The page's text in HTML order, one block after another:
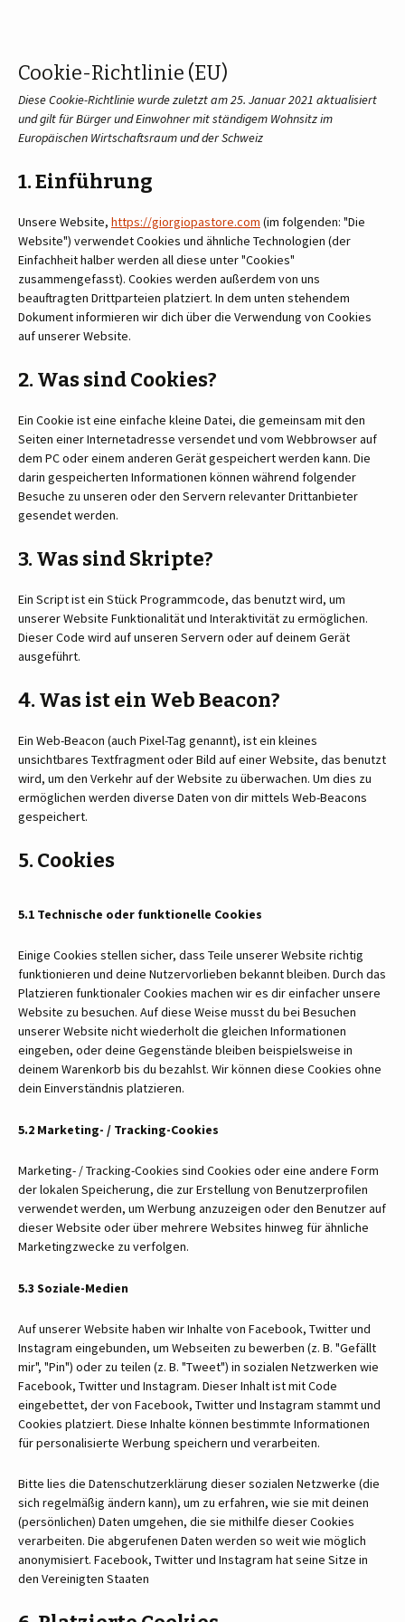
Cookie-Richtlinie (EU)
Diese Cookie-Richtlinie wurde zuletzt am 25. Januar 2021 aktualisiert
und gilt für Bürger und Einwohner mit ständigem Wohnsitz im
Europäischen Wirtschaftsraum und der Schweiz
1. Einführung
Unsere Website, https://giorgiopastore.com (im folgenden: "Die
Website") verwendet Cookies und ähnliche Technologien (der
Einfachheit halber werden all diese unter "Cookies"
zusammengefasst). Cookies werden außerdem von uns
beauftragten Drittparteien platziert. In dem unten stehendem
Dokument informieren wir dich über die Verwendung von Cookies
auf unserer Website.
2. Was sind Cookies?
Ein Cookie ist eine einfache kleine Datei, die gemeinsam mit den
Seiten einer Internetadresse versendet und vom Webbrowser auf
dem PC oder einem anderen Gerät gespeichert werden kann. Die
darin gespeicherten Informationen können während folgender
Besuche zu unseren oder den Servern relevanter Drittanbieter
gesendet werden.
3. Was sind Skripte?
Ein Script ist ein Stück Programmcode, das benutzt wird, um
unserer Website Funktionalität und Interaktivität zu ermöglichen.
Dieser Code wird auf unseren Servern oder auf deinem Gerät
ausgeführt.
4. Was ist ein Web Beacon?
Ein Web-Beacon (auch Pixel-Tag genannt), ist ein kleines
unsichtbares Textfragment oder Bild auf einer Website, das benutzt
wird, um den Verkehr auf der Website zu überwachen. Um dies zu
ermöglichen werden diverse Daten von dir mittels Web-Beacons
gespeichert.
5. Cookies
5.1 Technische oder funktionelle Cookies
Einige Cookies stellen sicher, dass Teile unserer Website richtig
funktionieren und deine Nutzervorlieben bekannt bleiben. Durch das
Platzieren funktionaler Cookies machen wir es dir einfacher unsere
Website zu besuchen. Auf diese Weise musst du bei Besuchen
unserer Website nicht wiederholt die gleichen Informationen
eingeben, oder deine Gegenstände bleiben beispielsweise in
deinem Warenkorb bis du bezahlst. Wir können diese Cookies ohne
dein Einverständnis platzieren.
5.2 Marketing- / Tracking-Cookies
Marketing- / Tracking-Cookies sind Cookies oder eine andere Form
der lokalen Speicherung, die zur Erstellung von Benutzerprofilen
verwendet werden, um Werbung anzuzeigen oder den Benutzer auf
dieser Website oder über mehrere Websites hinweg für ähnliche
Marketingzwecke zu verfolgen.
5.3 Soziale-Medien
Auf unserer Website haben wir Inhalte von Facebook, Twitter und
Instagram eingebunden, um Webseiten zu bewerben (z. B. "Gefällt
mir", "Pin") oder zu teilen (z. B. "Tweet") in sozialen Netzwerken wie
Facebook, Twitter und Instagram. Dieser Inhalt ist mit Code
eingebettet, der von Facebook, Twitter und Instagram stammt und
Cookies platziert. Diese Inhalte können bestimmte Informationen
für personalisierte Werbung speichern und verarbeiten.
Bitte lies die Datenschutzerklärung dieser sozialen Netzwerke (die
sich regelmäßig ändern kann), um zu erfahren, wie sie mit deinen
(persönlichen) Daten umgehen, die sie mithilfe dieser Cookies
verarbeiten. Die abgerufenen Daten werden so weit wie möglich
anonymisiert. Facebook, Twitter und Instagram hat seine Sitze in
den Vereinigten Staaten